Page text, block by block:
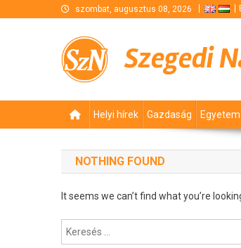
szombat, augusztus 08, 2026
Szegedi
Helyi hírek Gazdaság Egyetem
NOTHING FOUND
It seems we can’t find what you’re
Keresés: